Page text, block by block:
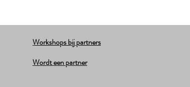
Workshops bij partners
Wordt een partner